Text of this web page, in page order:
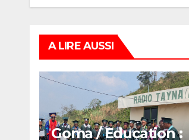
A LIRE AUSSI
Goma / Education :